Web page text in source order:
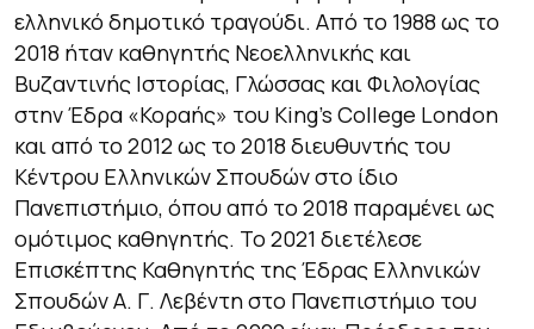
ελληνικό δημοτικό τραγούδι. Από το 1988 ως το
2018 ήταν καθηγητής Νεοελληνικής και
Βυζαντινής Ιστορίας, Γλώσσας και Φιλολογίας
στην Έδρα «Κοραής» του King’s College London
και από το 2012 ως το 2018 διευθυντής του
Κέντρου Ελληνικών Σπουδών στο ίδιο
Πανεπιστήμιο, όπου από το 2018 παραμένει ως
ομότιμος καθηγητής. Το 2021 διετέλεσε
Επισκέπτης Καθηγητής της Έδρας Ελληνικών
Σπουδών Α. Γ. Λεβέντη στο Πανεπιστήμιο του